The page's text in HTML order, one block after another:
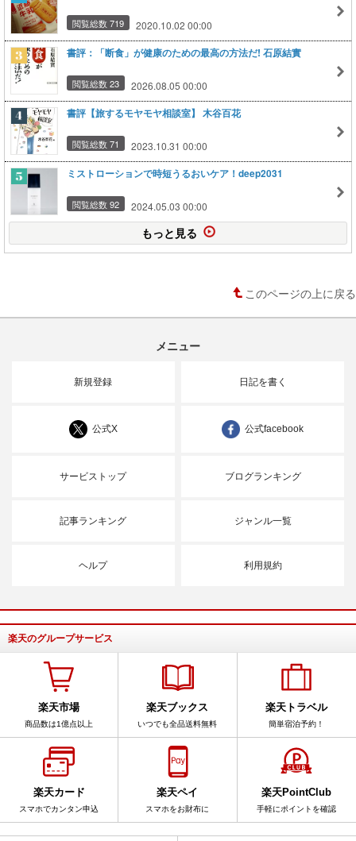
閲覧総数 719 2020.10.02 00:00
書評：「断食」が健康のための最高の方法だ! 石原結實
閲覧総数 23 2026.08.05 00:00
書評【旅するモヤモヤ相談室】 木谷百花
閲覧総数 71 2023.10.31 00:00
ミストローションで時短うるおいケア！deep2031
閲覧総数 92 2024.05.03 00:00
もっと見る
このページの上に戻る
メニュー
新規登録 日記を書く
公式X 公式facebook
サービストップ ブログランキング
記事ランキング ジャンル一覧
ヘルプ 利用規約
楽天のグループサービス
楽天市場
商品数は1億点以上
楽天ブックス
いつでも全品送料無料
楽天トラベル
簡単宿泊予約！
楽天カード
スマホでカンタン申込
楽天ペイ
スマホをお財布に
楽天PointClub
手軽にポイントを確認